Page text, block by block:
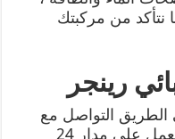
نتأكد من مركبتك
رينجر
التواصل مع
مركز المساعدة الطارئة والذي يعمل على مدار 24